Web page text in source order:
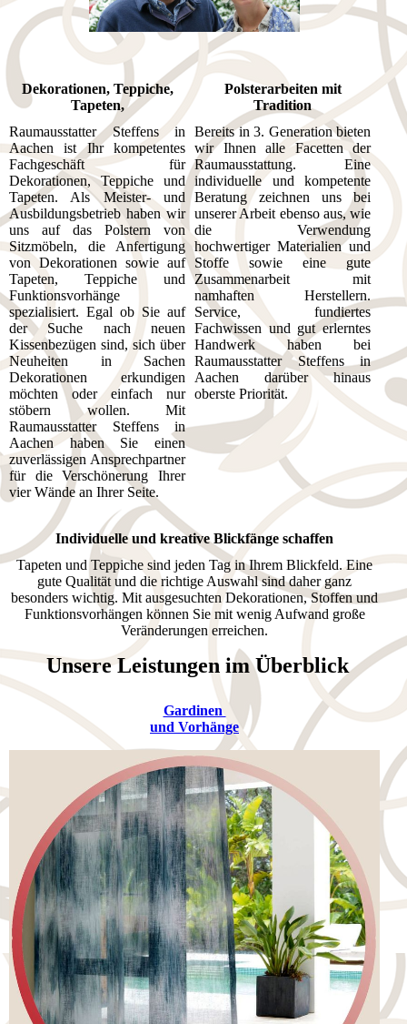
Dekorationen, Teppiche,
Tapeten,
Raumausstatter Steffens in
Aachen ist Ihr kompetentes
Fachgeschäft für
Dekorationen, Teppiche und
Tapeten. Als Meister- und
Ausbildungsbetrieb haben wir
uns auf das Polstern von
Sitzmöbeln, die Anfertigung
von Dekorationen sowie auf
Tapeten, Teppiche und
Funktionsvorhänge
spezialisiert. Egal ob Sie auf
der Suche nach neuen
Kissenbezügen sind, sich über
Neuheiten in Sachen
Dekorationen erkundigen
möchten oder einfach nur
stöbern wollen. Mit
Raumausstatter Steffens in
Aachen haben Sie einen
zuverlässigen Ansprechpartner
für die Verschönerung Ihrer
vier Wände an Ihrer Seite.
Polsterarbeiten mit
Tradition
Bereits in 3. Generation bieten
wir Ihnen alle Facetten der
Raumausstattung. Eine
individuelle und kompetente
Beratung zeichnen uns bei
unserer Arbeit ebenso aus, wie
die Verwendung
hochwertiger Materialien und
Stoffe sowie eine gute
Zusammenarbeit mit
namhaften Herstellern.
Service, fundiertes
Fachwissen und gut erlerntes
Handwerk haben bei
Raumausstatter Steffens in
Aachen darüber hinaus
oberste Priorität.
Individuelle und kreative Blickfänge schaffen
Tapeten und Teppiche sind jeden Tag in Ihrem Blickfeld. Eine
gute Qualität und die richtige Auswahl sind daher ganz
besonders wichtig. Mit ausgesuchten Dekorationen, Stoffen und
Funktionsvorhängen können Sie mit wenig Aufwand große
Veränderungen erreichen.
Unsere Leistungen im Überblick
Gardinen
und Vorhänge